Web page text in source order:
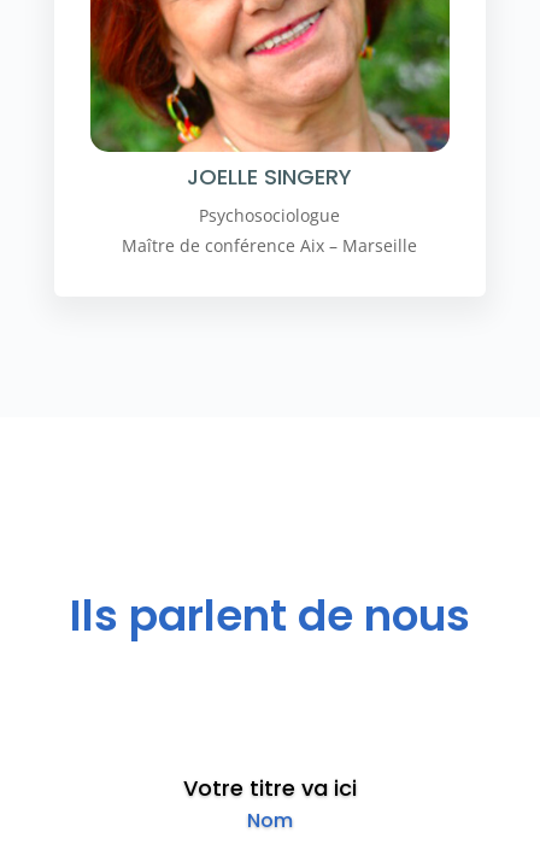
JOELLE SINGERY
Psychosociologue
Maître de conférence Aix – Marseille
Ils parlent de nous
Votre titre va ici
Nom